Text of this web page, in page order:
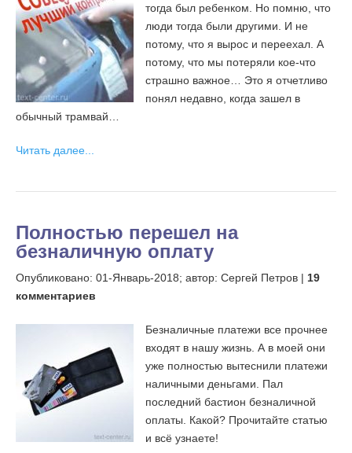
тогда был ребенком. Но помню, что
люди тогда были другими. И не
потому, что я вырос и переехал. А
потому, что мы потеряли кое-что
страшно важное… Это я отчетливо
понял недавно, когда зашел в
обычный трамвай…
Читать далее...
Полностью перешел на
безналичную оплату
Опубликовано: 01-Январь-2018; автор: Сергей Петров | 19
комментариев
Безналичные платежи все прочнее
входят в нашу жизнь. А в моей они
уже полностью вытеснили платежи
наличными деньгами. Пал
последний бастион безналичной
оплаты. Какой? Прочитайте статью
и всё узнаете!